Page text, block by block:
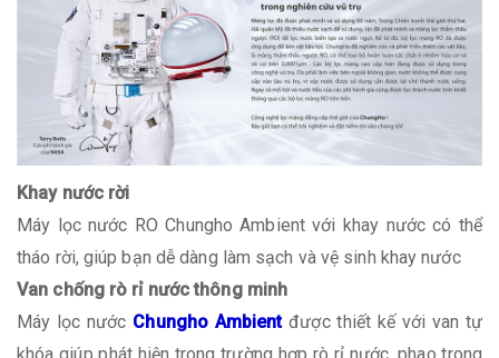
Khay nước rời
Máy lọc nước RO Chungho Ambient với khay nước có thể
tháo rời, giúp bạn dễ dàng làm sạch và vệ sinh khay nước
Van chống rò rỉ nước thông minh
Máy lọc nước Chungho Ambientđược thiết kế với van tự